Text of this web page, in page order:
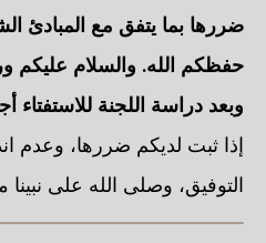
ضررها بما يتفق مع المبادئ
حفظكم الله. والسلام عليكم
وبعد دراسة اللجنة للاستفتاء
إذا ثبت لديكم ضررها، وعدم
التوفيق، وصلى الله على